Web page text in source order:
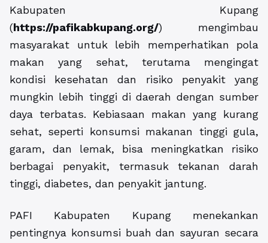
Kabupaten Kupang
(https://pafikabkupang.org/) mengimbau
masyarakat untuk lebih memperhatikan pola
makan yang sehat, terutama mengingat
kondisi kesehatan dan risiko penyakit yang
mungkin lebih tinggi di daerah dengan sumber
daya terbatas. Kebiasaan makan yang kurang
sehat, seperti konsumsi makanan tinggi gula,
garam, dan lemak, bisa meningkatkan risiko
berbagai penyakit, termasuk tekanan darah
tinggi, diabetes, dan penyakit jantung.
PAFI Kabupaten Kupang menekankan
pentingnya konsumsi buah dan sayuran secara